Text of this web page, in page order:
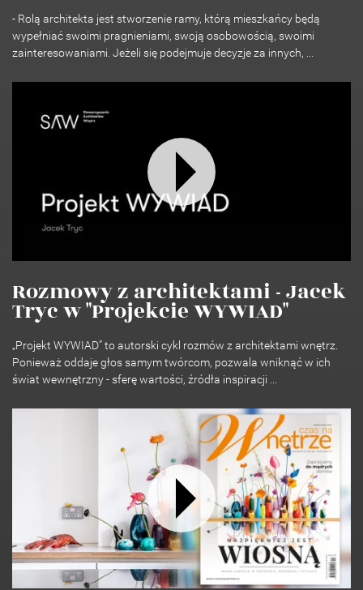
- Rolą architekta jest stworzenie ramy, którą mieszkańcy będą
wypełniać swoimi pragnieniami, swoją osobowością, swoimi
zainteresowaniami. Jeżeli się podejmuje decyzje za innych, ...
Rozmowy z architektami - Jacek
Tryc w "Projekcie WYWIAD"
„Projekt WYWIAD” to autorski cykl rozmów z architektami wnętrz.
Ponieważ oddaje głos samym twórcom, pozwala wniknąć w ich
świat wewnętrzny - sferę wartości, źródła inspiracji ...